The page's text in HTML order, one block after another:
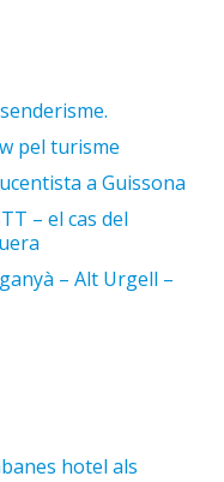
pel turisme
a Guissona
– el cas del
– Alt Urgell –
hotel als